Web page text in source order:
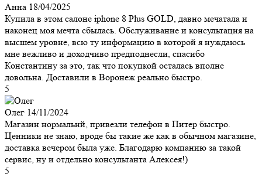
Анна 18/04/2025
Купила в этом салоне iphone 8 Plus GOLD, давно мечатала и
наконец моя мечта сбылась. Обслуживание и консультация на
высшем уровне, всю ту информацию в которой я нуждаюсь
мне вежливо и доходчиво предподнесли, спасибо
Константину за это, так что покупкой осталась вполне
довольна. Доставили в Воронеж реально быстро.
5
Олег 14/11/2024
Магазин нормальнй, привезли телефон в Питер быстро.
Ценники не знаю, вроде бы такие же как в обычном магазине,
доставка вечером была уже. Благодарю компанию за такой
сервис, ну и отдельно консультанта Алексея!)
5